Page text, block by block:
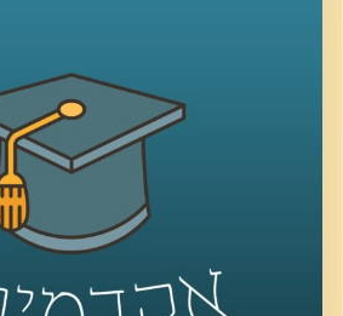
ראש תחום רובוטים חברתיים במעבדה
באוניברסיטת רייכמן, מסבירה שמחוות
אלקטרוניים יוכלו לעזור לנו ליצור
האזינו לחלק השלישי והאחרון של